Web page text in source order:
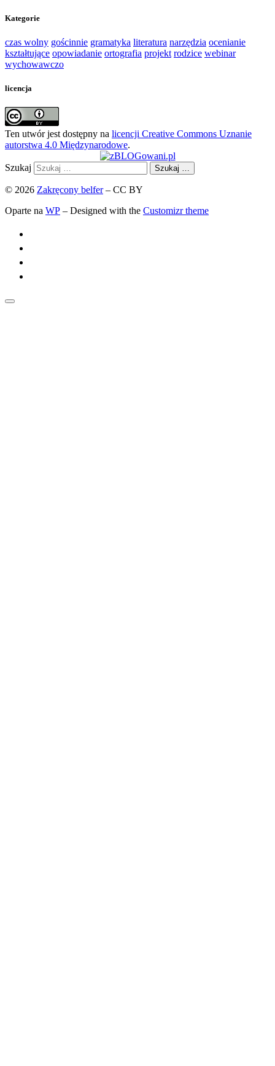
Kategorie
czas wolny gościnnie gramatyka literatura narzędzia ocenianie
kształtujące opowiadanie ortografia projekt rodzice webinar
wychowawczo
licencja
Ten utwór jest dostępny na licencji Creative Commons Uznanie
autorstwa 4.0 Międzynarodowe.
Szukaj Szukaj …
© 2026 Zakręcony belfer– CC BY
Oparte na WP – Designed with the Customizr theme